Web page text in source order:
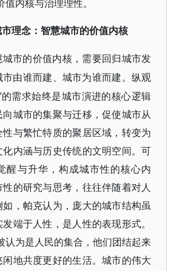
内核与治理理性。
市理念：智慧城市的价值内核
市的价值内核，需要回归城市发
由谁而建、城市为谁而建。纵观
需求始终是城市演进的核心逻辑
城市的集聚与迁移，促使城市从
与繁忙特质的聚居区域，转变为
内涵与历史传统的文明空间。可
醒与升华，构成城市性的核心内
的研究与思考，往往伴随着对人
，帕克认为，庞大的城市结构虽
端于人性，是人性的表现形式。
认为是人民的集合，他们团结起来
地共度更好的生活。城市的伟大